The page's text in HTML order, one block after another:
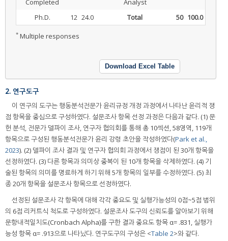
Ph.D. 12 24.0 Total 50 100.0
* Multiple responses
Download Excel Table
2. 연구도구
이 연구의 도구는 행동분석전문가 윤리규정 개정 과정에서 나타난 윤리적 쟁
점 항목을 중심으로 구성하였다. 설문조사 항목 선정 과정은 다음과 같다. (1) 문
헌 분석, 전문가 델파이 조사, 연구자 협의회를 통해 총 10섹션, 58영역, 119개
항목으로 구성된 행동분석전문가 윤리 강령 초안을 작성하였다(Park et al.,
2023). (2) 델파이 조사 결과 및 연구자 협의회 과정에서 쟁점이 된 30개 항목을
선정하였다. (3) 다른 항목과 의미상 중복이 된 10개 항목을 삭제하였다. (4) 기
술된 항목의 의미를 명료하게 하기 위해 5개 항목의 일부를 수정하였다. (5) 최
종 20개 항목을 설문조사 항목으로 선정하였다.
선정된 설문조사 각 항목에 대해 각각 중요도 및 실행가능성의 0점~5점 범위
의 6점 리커트식 척도로 구성하였다. 설문조사 도구의 신뢰도를 알아보기 위해
문항내적일치도(Cronbach Alpha)를 구한 결과 중요도 항목 α= .831, 실행가
능성 항목 α= .913으로 나타났다. 연구도구의 구성은 <Table 2>와 같다.